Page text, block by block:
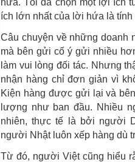
hứa. Tôi đã chọn một lợi ích
ích lớn nhất của lời hứa là
Câu chuyện về những doanh
mà bên gửi cố ý gửi nhiều
làm vui lòng đối tác. Nhưng
nhận hàng chỉ đơn giản vì
Kiện hàng được gửi lại và
lượng như ban đầu. Nhiều
nhiên, thực tế là bởi người
người Nhật luôn xếp hàng dù
Từ đó, người Việt cũng hiểu